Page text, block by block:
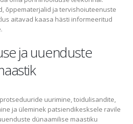
õppematerjalid ja tervishoiuteenuste
aitavad kaasa hästi informeeritud
ja uuenduste
uurimine, toidulisandite,
ja üleminek patsiendikesksele ravile
dünaamilise maastiku